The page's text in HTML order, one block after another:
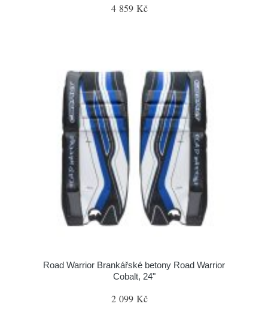
4 859 Kč
Road Warrior Brankářské betony Road Warrior
Cobalt, 24"
2 099 Kč